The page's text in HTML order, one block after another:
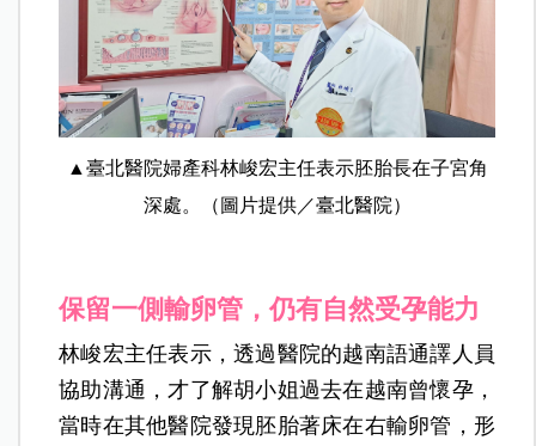
▲臺北醫院婦產科林峻宏主任表示胚胎長在子宮角
深處。（圖片提供／臺北醫院）
保留一側輸卵管，仍有自然受孕能力
林峻宏主任表示，透過醫院的越南語通譯人員
協助溝通，才了解胡小姐過去在越南曾懷孕，
當時在其他醫院發現胚胎著床在右輸卵管，形